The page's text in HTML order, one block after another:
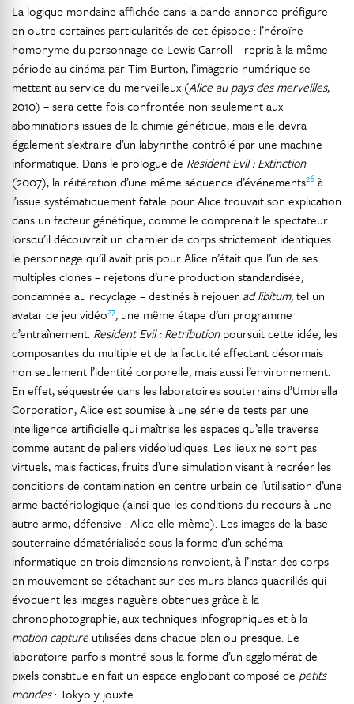
La logique mondaine affichée dans la bande-annonce préfigure
en outre certaines particularités de cet épisode : l’héroïne
homonyme du personnage de Lewis Carroll – repris à la même
période au cinéma par Tim Burton, l’imagerie numérique se
mettant au service du merveilleux (Alice au pays des merveilles,
2010) – sera cette fois confrontée non seulement aux
abominations issues de la chimie génétique, mais elle devra
également s’extraire d’un labyrinthe contrôlé par une machine
informatique. Dans le prologue de Resident Evil : Extinction
(2007), la réitération d’une même séquence d’événements26 à
l’issue systématiquement fatale pour Alice trouvait son explication
dans un facteur génétique, comme le comprenait le spectateur
lorsqu’il découvrait un charnier de corps strictement identiques :
le personnage qu’il avait pris pour Alice n’était que l’un de ses
multiples clones – rejetons d’une production standardisée,
condamnée au recyclage – destinés à rejouer ad libitum, tel un
avatar de jeu vidéo27, une même étape d’un programme
d’entraînement. Resident Evil : Retributionpoursuit cette idée, les
composantes du multiple et de la facticité affectant désormais
non seulement l’identité corporelle, mais aussi l’environnement.
En effet, séquestrée dans les laboratoires souterrains d’Umbrella
Corporation, Alice est soumise à une série de tests par une
intelligence artificielle qui maîtrise les espaces qu’elle traverse
comme autant de paliers vidéoludiques. Les lieux ne sont pas
virtuels, mais factices, fruits d’une simulation visant à recréer les
conditions de contamination en centre urbain de l’utilisation d’une
arme bactériologique (ainsi que les conditions du recours à une
autre arme, défensive : Alice elle-même). Les images de la base
souterraine dématérialisée sous la forme d’un schéma
informatique en trois dimensions renvoient, à l’instar des corps
en mouvement se détachant sur des murs blancs quadrillés qui
évoquent les images naguère obtenues grâce à la
chronophotographie, aux techniques infographiques et à la
motion capture utilisées dans chaque plan ou presque. Le
laboratoire parfois montré sous la forme d’un agglomérat de
pixels constitue en fait un espace englobant composé de petits
mondes: Tokyo y jouxte